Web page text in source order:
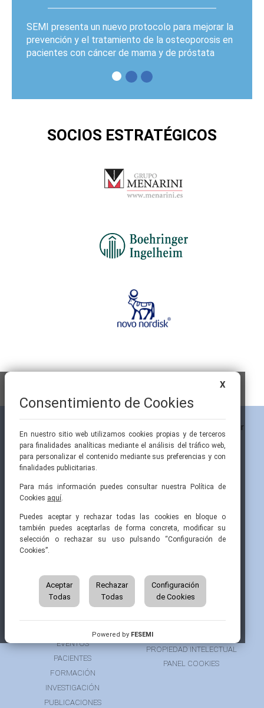
SEMI presenta un nuevo protocolo para mejorar la
prevención y el tratamiento de la osteoporosis en
pacientes con cáncer de mama y de próstata
SOCIOS ESTRATÉGICOS
Pintor Ribera, 3
28016 Madrid
91 519 70 80
91 519 70 81
semi@fesemi.org
femi@fesemi.org
ÁREA DE SOCIO
GRUPOS DE TRABAJO
EVENTOS
PACIENTES
FORMACIÓN
INVESTIGACIÓN
PUBLICACIONES
AVISO LEGAL
AVISO PARA PACIENTES
FINANCIACIÓN
POLÍTICA DE COOKIES
PROPIEDAD INTELECTUAL
PANEL COOKIES
X
Consentimiento de Cookies
En nuestro sitio web utilizamos cookies propias y de terceros
para finalidades analíticas mediante el análisis del tráfico web,
para personalizar el contenido mediante sus preferencias y con
finalidades publicitarias.
Para más información puedes consultar nuestra Política de
Cookies aquí
Puedes aceptar y rechazar todas las cookies en bloque o
también puedes aceptarlas de forma concreta, modificar su
selección o rechazar su uso pulsando “Configuración de
Cookies”.
Aceptar
Todas
Rechazar
Todas
Configuración
de Cookies
Powered by FESEMI